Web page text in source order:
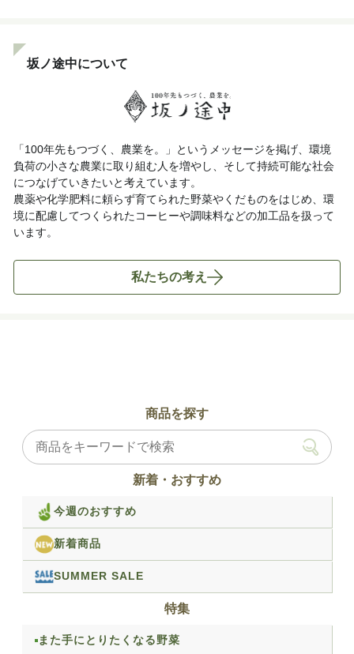
坂ノ途中について
「100年先もつづく、農業を。」というメッセージを掲げ、環境
負荷の小さな農業に取り組む人を増やし、そして持続可能な社会
につなげていきたいと考えています。
農薬や化学肥料に頼らず育てられた野菜やくだものをはじめ、環
境に配慮してつくられたコーヒーや調味料などの加工品を扱って
います。
私たちの考え
商品を探す
新着・おすすめ
今週のおすすめ
新着商品
SUMMER SALE
特集
また手にとりたくなる野菜